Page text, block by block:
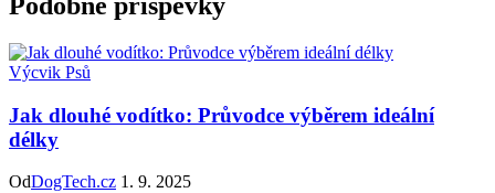
Výcvik Psů
Jak dlouhé vodítko: Průvodce výběrem ideální
délky
OdDogTech.cz 1. 9. 2025